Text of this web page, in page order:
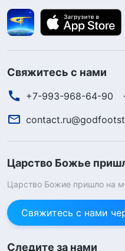
Свяжитесь с нами
+7-993-968-64-90
Царство Божье
Царство Божие пришло на
Свяжитесь с нами
Следите за нами